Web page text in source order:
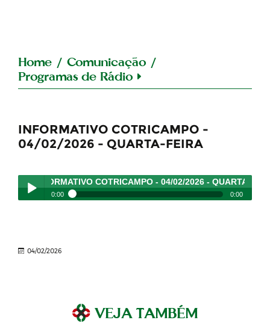
Home / Comunicação /
Programas de Rádio
INFORMATIVO COTRICAMPO -
04/02/2026 - QUARTA-FEIRA
INFORMATIVO COTRICAMPO - 04/02/2026 - QUARTA-FEIRA
0:00 0:00
04/02/2026
VEJA TAMBÉM